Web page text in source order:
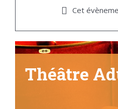
Cet
Théâtre